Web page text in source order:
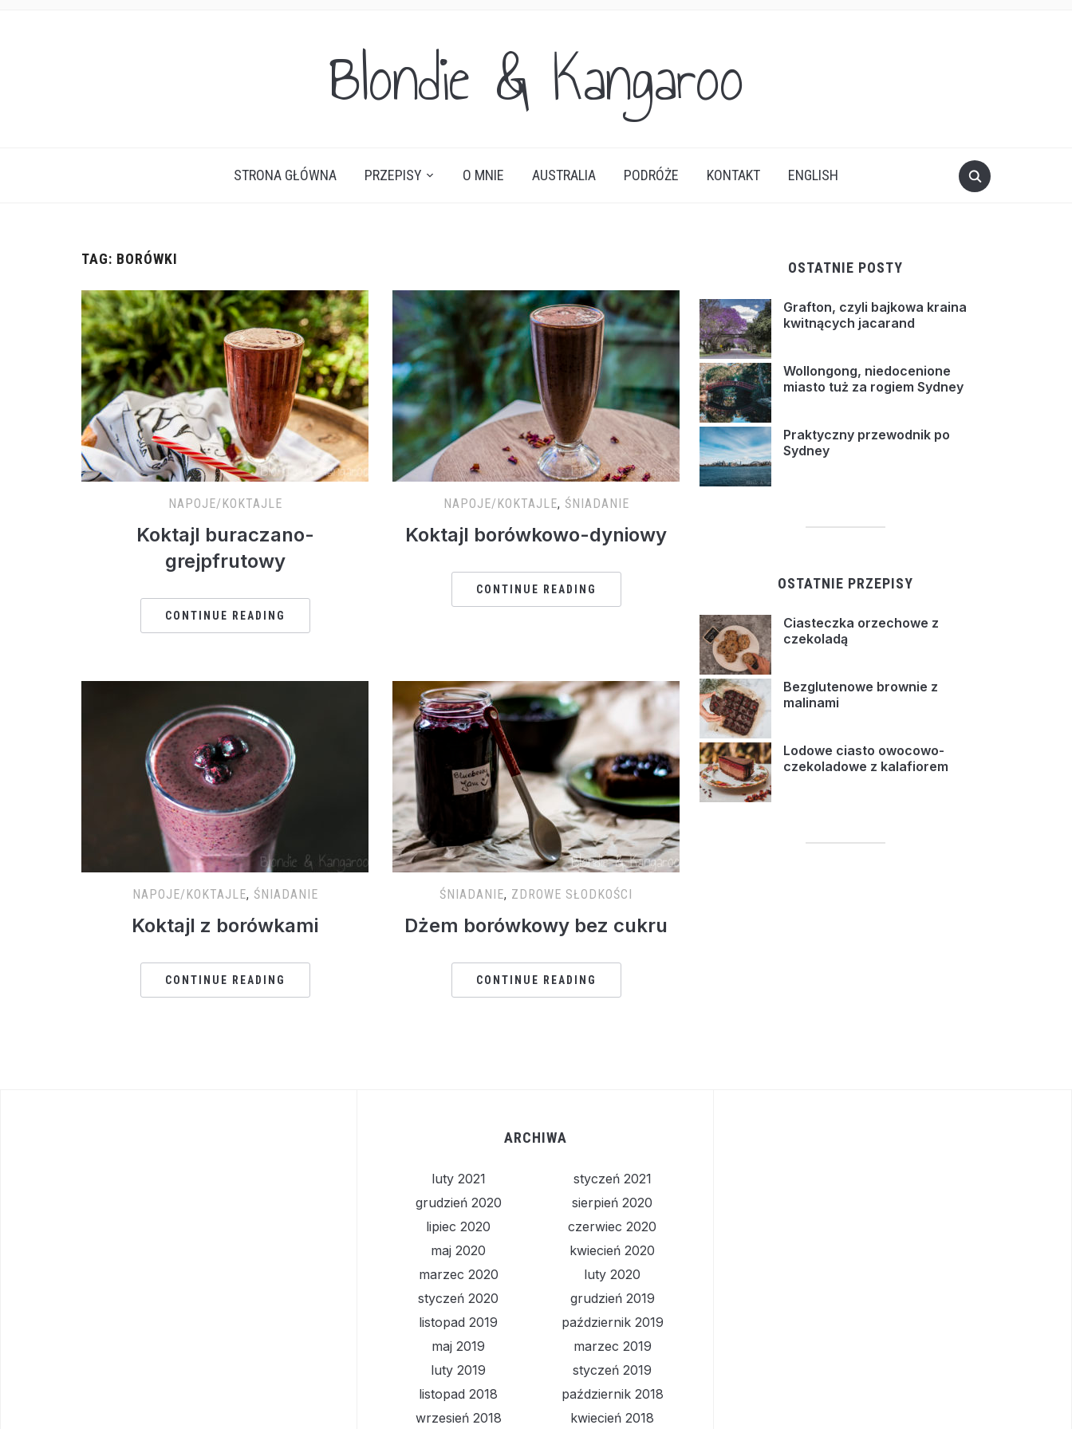
Blondie & Kangaroo
STRONA GŁÓWNA PRZEPISY O MNIE AUSTRALIA PODRÓŻE KONTAKT ENGLISH
TAG: BORÓWKI
NAPOJE/KOKTAJLE
Koktajl buraczano-
grejpfrutowy
CONTINUE READING
NAPOJE/KOKTAJLE, ŚNIADANIE
Koktajl borówkowo-dyniowy
CONTINUE READING
NAPOJE/KOKTAJLE, ŚNIADANIE
Koktajl z borówkami
CONTINUE READING
ŚNIADANIE, ZDROWE SŁODKOŚCI
Dżem borówkowy bez cukru
CONTINUE READING
OSTATNIE POSTY
Grafton, czyli bajkowa kraina
kwitnących jacarand
Wollongong, niedocenione
miasto tuż za rogiem Sydney
Praktyczny przewodnik po
Sydney
OSTATNIE PRZEPISY
Ciasteczka orzechowe z
czekoladą
Bezglutenowe brownie z
malinami
Lodowe ciasto owocowo-
czekoladowe z kalafiorem
ARCHIWA
luty 2021
styczeń 2021
grudzień 2020
sierpień 2020
lipiec 2020
czerwiec 2020
maj 2020
kwiecień 2020
marzec 2020
luty 2020
styczeń 2020
grudzień 2019
listopad 2019
październik 2019
maj 2019
marzec 2019
luty 2019
styczeń 2019
listopad 2018
październik 2018
wrzesień 2018
kwiecień 2018